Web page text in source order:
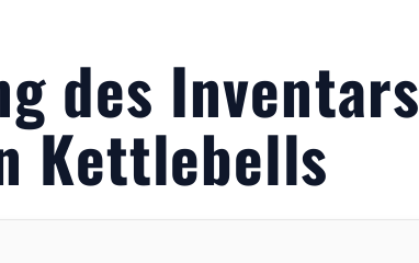
des Inventars
Kettlebells